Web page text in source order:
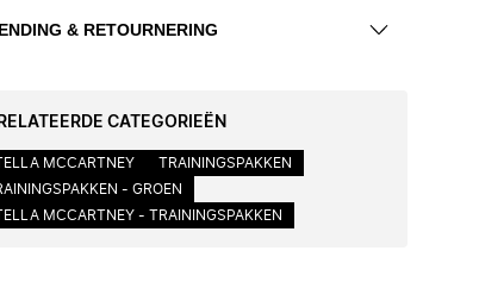
& RETOURNERING
CATEGORIEËN
MCCARTNEY
TRAININGSPAKKEN
- GROEN
MCCARTNEY - TRAININGSPAKKEN